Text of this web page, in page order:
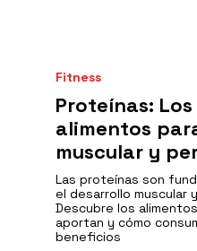
Fitness
Proteínas:
alimentos
muscular y
Las proteínas son
el desarrollo muscular
Descubre los
aportan y cómo
beneficios